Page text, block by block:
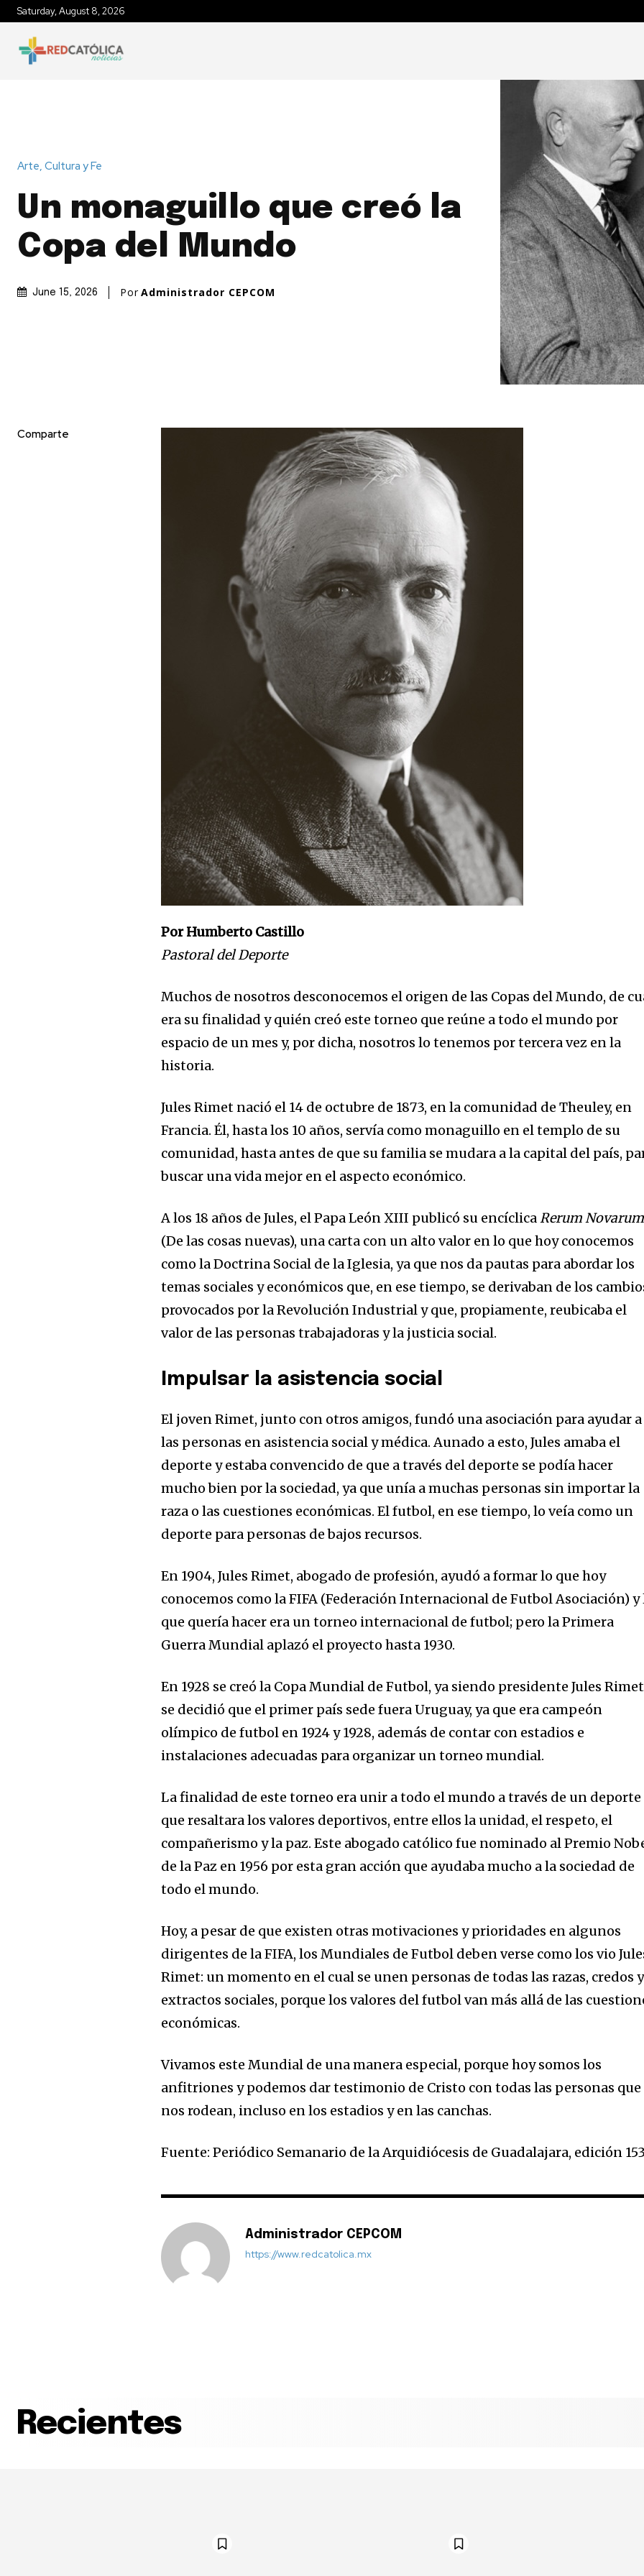
Saturday, August 8, 2026
Arte, Cultura y Fe
Un monaguillo que creó la
Copa del Mundo
June 15, 2026 PorAdministrador CEPCOM
Comparte
Por Humberto Castillo
Pastoral del Deporte
Muchos de nosotros desconocemos el origen de las Copas del Mundo, de
era su finalidad y quién creó este torneo que reúne a todo el mundo por
espacio de un mes y, por dicha, nosotros lo tenemos por tercera vez en la
historia.
Jules Rimet nació el 14 de octubre de 1873, en la comunidad de Theuley, en
Francia. Él, hasta los 10 años, servía como monaguillo en el templo de su
comunidad, hasta antes de que su familia se mudara a la capital del país,
buscar una vida mejor en el aspecto económico.
A los 18 años de Jules, el Papa León XIII publicó su encíclicaRerum Novarum
(De las cosas nuevas), una carta con un alto valor en lo que hoy conocemos
como la Doctrina Social de la Iglesia, ya que nos da pautas para abordar los
temas sociales y económicos que, en ese tiempo, se derivaban de los
provocados por la Revolución Industrial y que, propiamente, reubicaba el
valor de las personas trabajadoras y la justicia social.
Impulsar la asistencia social
El joven Rimet, junto con otros amigos, fundó una asociación para ayudar a
las personas en asistencia social y médica. Aunado a esto, Jules amaba el
deporte y estaba convencido de que a través del deporte se podía hacer
mucho bien por la sociedad, ya que unía a muchas personas sin importar la
raza o las cuestiones económicas. El futbol, en ese tiempo, lo veía como un
deporte para personas de bajos recursos.
En 1904, Jules Rimet, abogado de profesión, ayudó a formar lo que hoy
conocemos como la FIFA (Federación Internacional de Futbol Asociación) y
que quería hacer era un torneo internacional de futbol; pero la Primera
Guerra Mundial aplazó el proyecto hasta 1930.
En 1928 se creó la Copa Mundial de Futbol, ya siendo presidente Jules
se decidió que el primer país sede fuera Uruguay, ya que era campeón
olímpico de futbol en 1924 y 1928, además de contar con estadios e
instalaciones adecuadas para organizar un torneo mundial.
La finalidad de este torneo era unir a todo el mundo a través de un deporte
que resaltara los valores deportivos, entre ellos la unidad, el respeto, el
compañerismo y la paz. Este abogado católico fue nominado al Premio
de la Paz en 1956 por esta gran acción que ayudaba mucho a la sociedad de
todo el mundo.
Hoy, a pesar de que existen otras motivaciones y prioridades en algunos
dirigentes de la FIFA, los Mundiales de Futbol deben verse como los vio
Rimet: un momento en el cual se unen personas de todas las razas, credos y
extractos sociales, porque los valores del futbol van más allá de las
económicas.
Vivamos este Mundial de una manera especial, porque hoy somos los
anfitriones y podemos dar testimonio de Cristo con todas las personas que
nos rodean, incluso en los estadios y en las canchas.
Fuente: Periódico Semanario de la Arquidiócesis de Guadalajara, edición
Administrador CEPCOM
https://www.redcatolica.mx
Recientes